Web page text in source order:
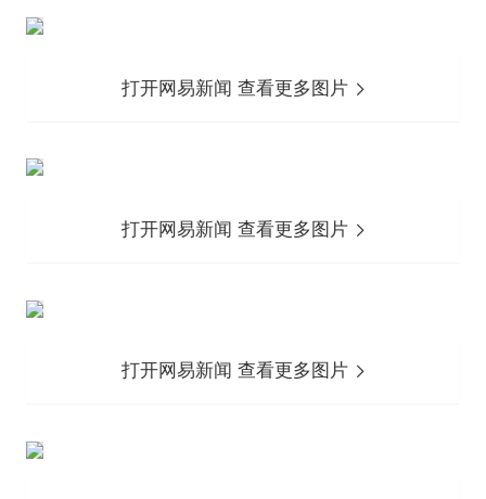
打开网易新闻 查看更多图片
打开网易新闻 查看更多图片
打开网易新闻 查看更多图片